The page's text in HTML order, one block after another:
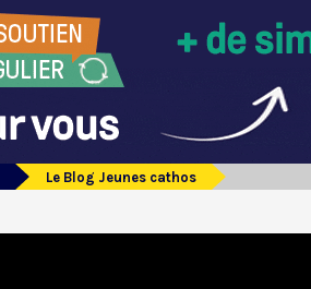
Le Blog Jeunes cathos